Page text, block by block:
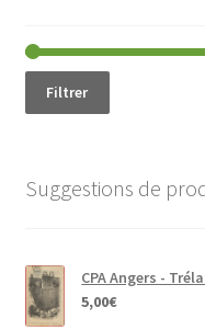
Filtrer
Suggestions de
CPA Angers -
5,00€